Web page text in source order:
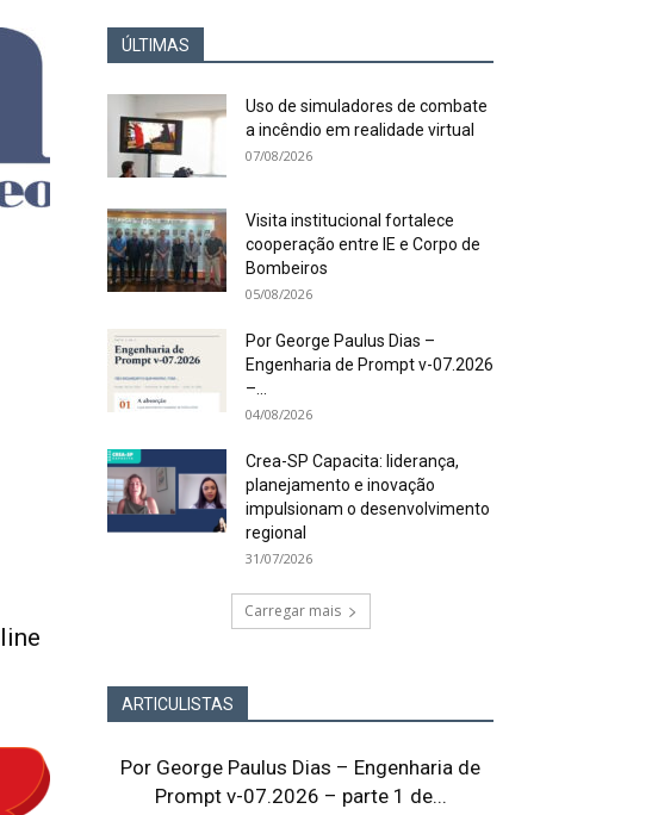
ÚLTIMAS
Uso de simuladores de combate
a incêndio em realidade virtual
07/08/2026
Visita institucional fortalece
cooperação entre IE e Corpo de
Bombeiros
05/08/2026
Por George Paulus Dias –
Engenharia de Prompt v-07.2026
–...
04/08/2026
Crea-SP Capacita: liderança,
planejamento e inovação
impulsionam o desenvolvimento
regional
31/07/2026
Carregar mais
ARTICULISTAS
Por George Paulus Dias – Engenharia de
Prompt v-07.2026 – parte 1 de...